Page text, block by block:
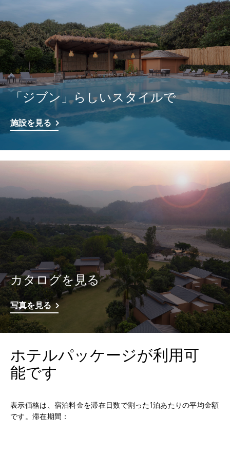
「ジブン」らしいスタイルで
施設を見る
カタログを見る
写真を見る
ホテルパッケージが利用可
能です
表示価格は、宿泊料金を滞在日数で割った1泊あたりの平均金額
です。滞在期間：